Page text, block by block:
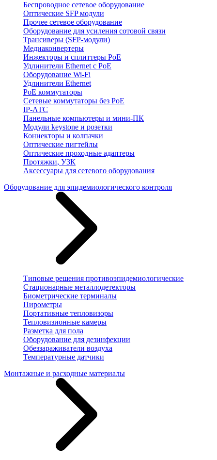
Беспроводное сетевое оборудование
Оптические SFP модули
Прочее сетевое оборудование
Оборудование для усиления сотовой связи
Трансиверы (SFP-модули)
Медиаконвертеры
Инжекторы и сплиттеры PoE
Удлинители Ethernet с PoE
Оборудование Wi-Fi
Удлинители Ethernet
PoE коммутаторы
Сетевые коммутаторы без PoE
IP-АТС
Панельные компьютеры и мини-ПК
Модули keystone и розетки
Коннекторы и колпачки
Оптические пигтейлы
Оптические проходные адаптеры
Протяжки, УЗК
Аксессуары для сетевого оборудования
Оборудование для эпидемиологического контроля
Типовые решения противоэпидемиологические
Стационарные металлодетекторы
Биометрические терминалы
Пирометры
Портативные тепловизоры
Тепловизионные камеры
Разметка для пола
Оборудование для дезинфекции
Обеззараживатели воздуха
Температурные датчики
Монтажные и расходные материалы